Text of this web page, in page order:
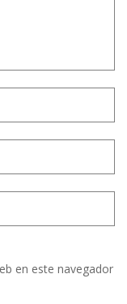
en este navegador